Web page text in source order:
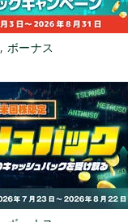
, ボーナス